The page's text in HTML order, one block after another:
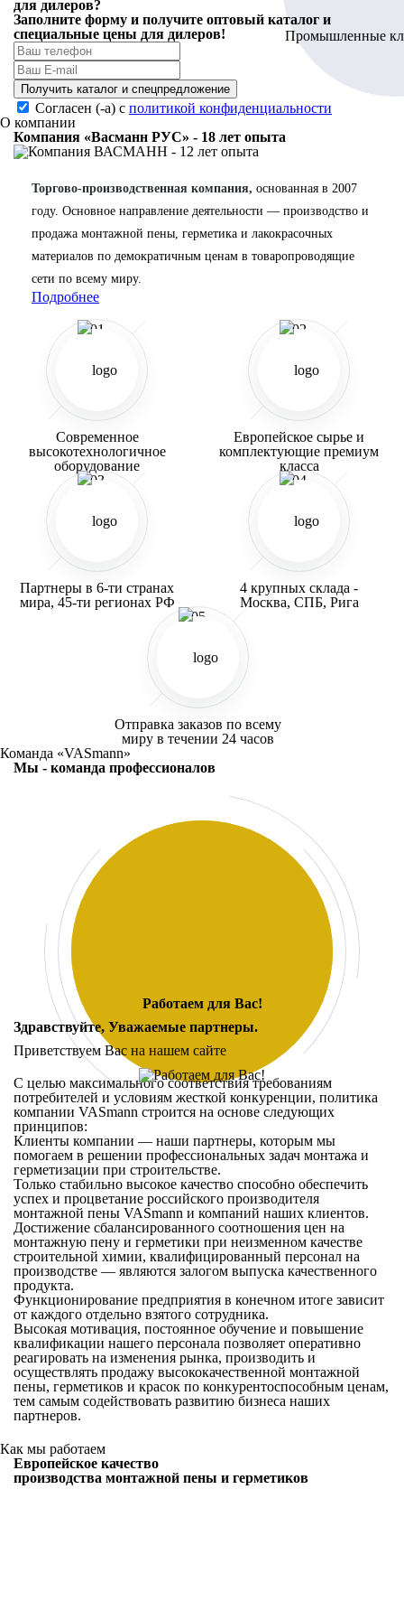
для дилеров?
Заполните форму и получите оптовый каталог и
специальные цены для дилеров!
Получить каталог и спецпредложение
Согласен (-а) с политикой конфиденциальности
О компании
Компания «Васманн РУС» - 18 лет опыта
Торгово-производственная компания, основанная в 2007
году. Основное направление деятельности — производство и
продажа монтажной пены, герметика и лакокрасочных
материалов по демократичным ценам в товаропроводящие
сети по всему миру.
Подробнее
01
Современное
высокотехнологичное
оборудование
02
Европейское сырье и
комплектующие премиум
класса
03
Партнеры в 6-ти странах
мира, 45-ти регионах РФ
04
4 крупных склада -
Москва, СПБ, Рига
05
Отправка заказов по всему
миру в течении 24 часов
Команда «VASmann»
Мы - команда профессионалов
Работаем для Вас!
Здравствуйте, Уважаемые партнеры.
Приветствуем Вас на нашем сайте
С целью максимального соответствия требованиям
потребителей и условиям жесткой конкуренции, политика
компании VASmann строится на основе следующих
принципов:
Клиенты компании — наши партнеры, которым мы
помогаем в решении профессиональных задач монтажа и
герметизации при строительстве.
Только стабильно высокое качество способно обеспечить
успех и процветание российского производителя
монтажной пены VASmann и компаний наших клиентов.
Достижение сбалансированного соотношения цен на
монтажную пену и герметики при неизменном качестве
строительной химии, квалифицированный персонал на
производстве — являются залогом выпуска качественного
продукта.
Функционирование предприятия в конечном итоге зависит
от каждого отдельно взятого сотрудника.
Высокая мотивация, постоянное обучение и повышение
квалификации нашего персонала позволяет оперативно
реагировать на изменения рынка, производить и
осуществлять продажу высококачественной монтажной
пены, герметиков и красок по конкурентоспособным ценам,
тем самым содействовать развитию бизнеса наших
партнеров.
Как мы работаем
Европейское качество
производства монтажной пены и герметиков